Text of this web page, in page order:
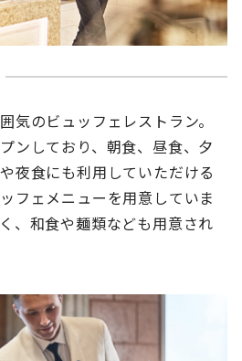
気のビュッフェレストラン。
ンしており、朝食、昼食、夕
夜食にも利用していただける
フェメニューを用意していま
、和食や麺類なども用意され